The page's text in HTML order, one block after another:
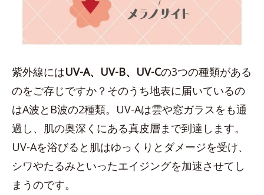
紫外線にはUV-A、UV-B、UV-Cの3つの種類がある
のをご存じですか？そのうち地表に届いているの
はA波とB波の2種類。UV-Aは雲や窓ガラスをも通
過し、肌の奥深くにある真皮層まで到達します。
UV-Aを浴びると肌はゆっくりとダメージを受け、
シワやたるみといったエイジングを加速させてし
まうのです。